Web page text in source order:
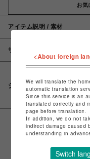
お気
アイテム説明 / 素材
サイズ
シェアする
<About foreign
We will translate the
automatic translation
Since this service is an
translated correctly and
page before translation.
In addition, we do not
indirect damage caused
understanding in
Switch